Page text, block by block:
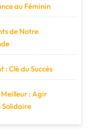
au Féminin
de Notre
: Clé du Succès
: Agir
Solidaire